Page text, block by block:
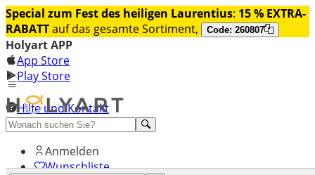
Special zum Fest des heiligen Laurentius: 15 % EXTRA-
RABATTauf das gesamte Sortiment, Code: 260807
Holyart APP
App Store
Play Store
Hilfe und Kontakt
Entdecken Sie Premium
Anmelden
Wunschliste